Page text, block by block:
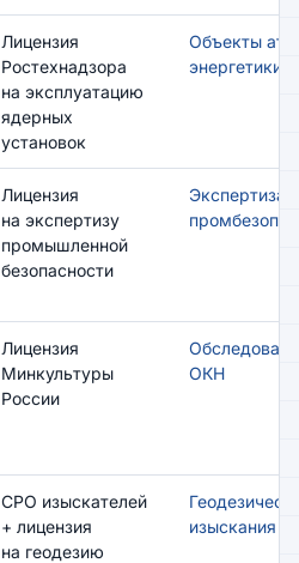
Лицензия
Ростехнадзора
на эксплуатацию
ядерных
установок
Объекты
энергетики
Лицензия
на экспертизу
промышленной
безопасности
Экспертиза
Лицензия
Минкультуры
России
ОКН
СРО изыскателей
+ лицензия
на геодезию
изыскания